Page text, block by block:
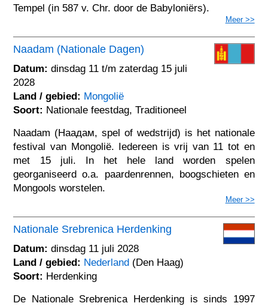
Tempel (in 587 v. Chr. door de Babyloniërs).
Meer >>
Naadam (Nationale Dagen)
Datum: dinsdag 11 t/m zaterdag 15 juli
2028
Land / gebied: Mongolië
Soort: Nationale feestdag, Traditioneel
Naadam (Наадам, spel of wedstrijd) is het nationale
festival van Mongolië. Iedereen is vrij van 11 tot en
met 15 juli. In het hele land worden spelen
georganiseerd o.a. paardenrennen, boogschieten en
Mongools worstelen.
Meer >>
Nationale Srebrenica Herdenking
Datum: dinsdag 11 juli 2028
Land / gebied: Nederland (Den Haag)
Soort: Herdenking
De Nationale Srebrenica Herdenking is sinds 1997